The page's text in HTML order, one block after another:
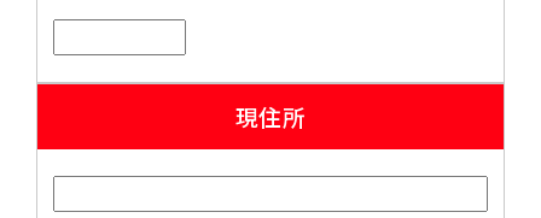
現住所